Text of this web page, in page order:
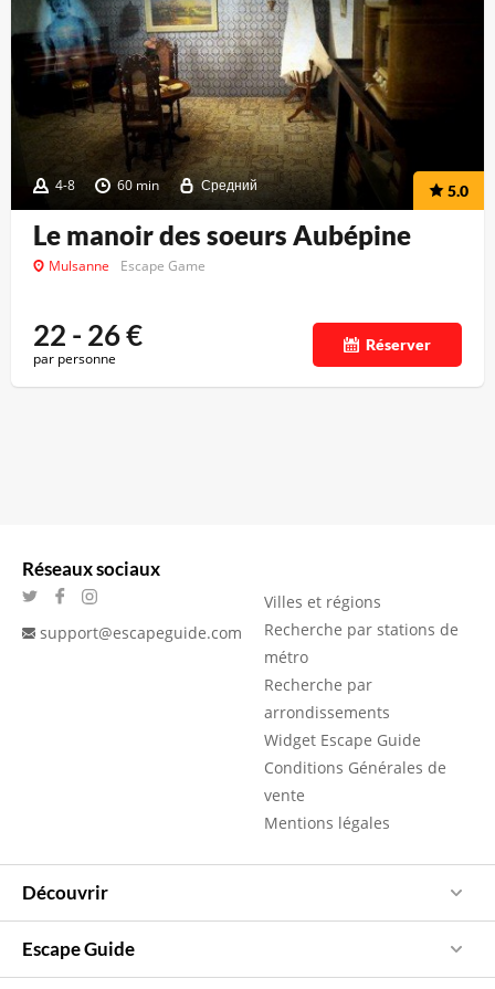
4-8 60 min Средний 5.0
Le manoir des soeurs Aubépine
Mulsanne Escape Game
22 - 26€
par personne
Réserver
Réseaux sociaux
support@escapeguide.com
Villes et régions
Recherche par stations de
métro
Recherche par
arrondissements
Widget Escape Guide
Conditions Générales de
vente
Mentions légales
Découvrir
Escape Guide